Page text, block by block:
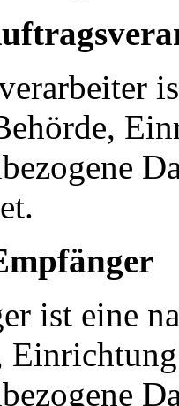
ist eine